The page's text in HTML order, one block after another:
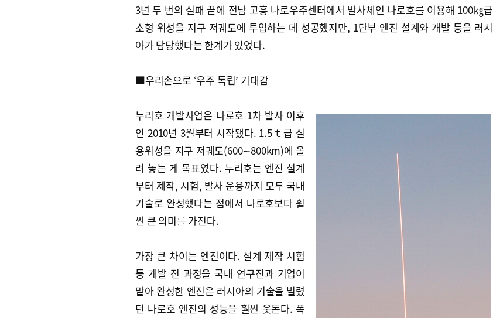
3년 두 번의 실패 끝에 전남 고흥 나로우주센터에서 발사체인 나로호를 이용해 100㎏급
소형 위성을 지구 저궤도에 투입하는 데 성공했지만, 1단부 엔진 설계와 개발 등을 러시
아가 담당했다는 한계가 있었다.
■우리손으로 ‘우주 독립’ 기대감
누리호 개발사업은 나로호 1차 발사 이후
인 2010년 3월부터 시작됐다. 1.5ｔ급 실
용위성을 지구 저궤도(600∼800km)에 올
려 놓는 게 목표였다. 누리호는 엔진 설계
부터 제작, 시험, 발사 운용까지 모두 국내
기술로 완성했다는 점에서 나로호보다 훨
씬 큰 의미를 가진다.
가장 큰 차이는 엔진이다. 설계 제작 시험
등 개발 전 과정을 국내 연구진과 기업이
맡아 완성한 엔진은 러시아의 기술을 빌렸
던 나로호 엔진의 성능을 훨씬 웃돈다. 폭